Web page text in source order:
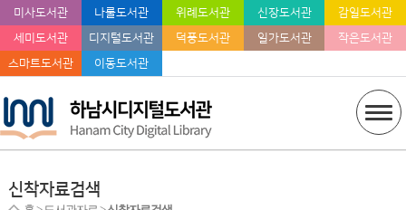
미사도서관 나룰도서관 위례도서관 신장도서관
감일도서관
세미도서관
디지털도서관 덕풍도서관 일가도서관
작은도서관
스마트도서관
이동도서관
신착자료검색